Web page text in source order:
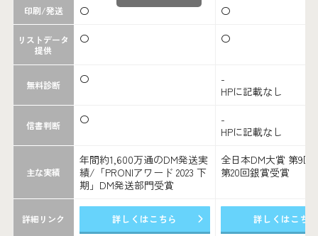
印刷/発送 〇 〇
リストデータ
提供
〇 〇
無料診断 〇
-
HPに記載なし
信書判断 〇
-
HPに記載なし
主な実績
年間約1,600万通のDM発送実
績/「PRONIアワード 2023 下
期」DM発送部門受賞
全日本DM大賞 第9回
第20回銀賞受賞
詳細リンク 詳しくはこちら 詳しくはこちら